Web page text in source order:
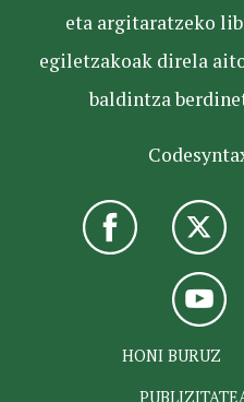
eta argitaratzeko
egiletzakoak direla
baldintza
HONI BURUZ